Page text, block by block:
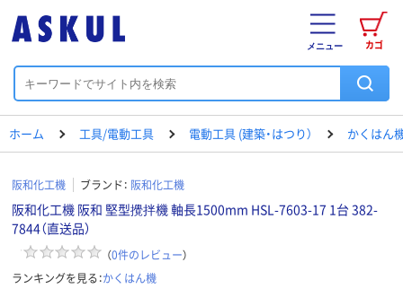
カゴ
メニュー
ホーム 工具/電動工具 電動工具 (建築・はつり） かくはん
阪和化工機 ブランド： 阪和化工機
阪和化工機 阪和 堅型攪拌機 軸長1500mm HSL-7603-17 1台 382-
7844（直送品）
（0件のレビュー）
ランキングを見る：かくはん機